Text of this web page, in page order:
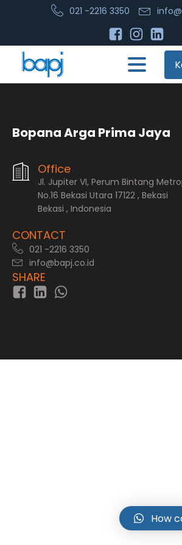
021 -2216 3350
Bopana Arga Prima Jaya
Office
Jl. Jupiter VI, Perum Bintang
No.16 Bekasi Utara 17122 , Bekasi
Bekasi , Indonesia
CONTACT
021 -2216 3350
info@bapj.co.id
SHARE
How